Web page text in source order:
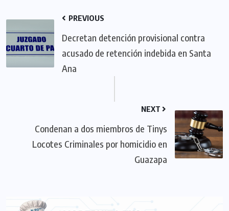
PREVIOUS
Decretan detención provisional contra
acusado de retención indebida en Santa
Ana
NEXT
Condenan a dos miembros de Tinys
Locotes Criminales por homicidio en
Guazapa